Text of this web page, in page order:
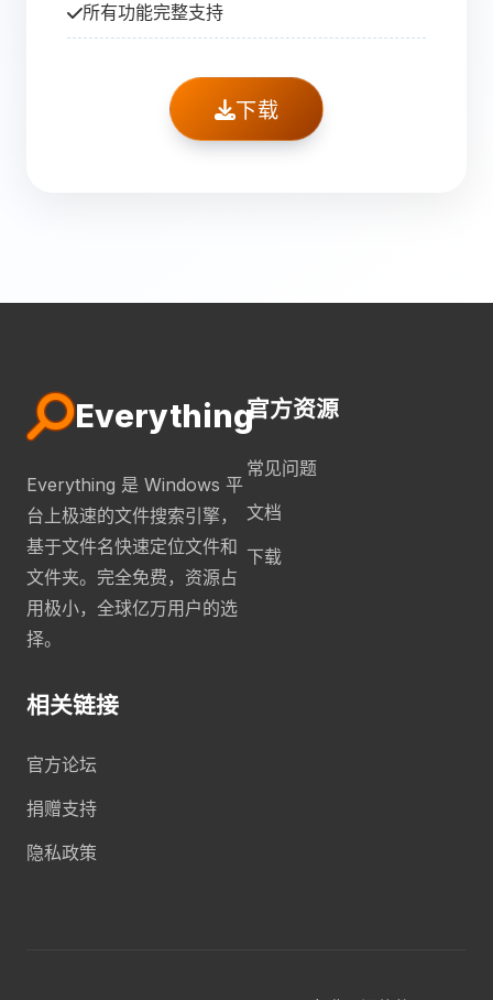
所有功能完整支持
下载
Everything
Everything 是 Windows 平
台上极速的文件搜索引擎，
基于文件名快速定位文件和
文件夹。完全免费，资源占
用极小，全球亿万用户的选
择。
官方资源
常见问题
文档
下载
相关链接
官方论坛
捐赠支持
隐私政策